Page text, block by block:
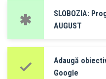
SLOBOZIA:
AUGUST
Adaugă
Google